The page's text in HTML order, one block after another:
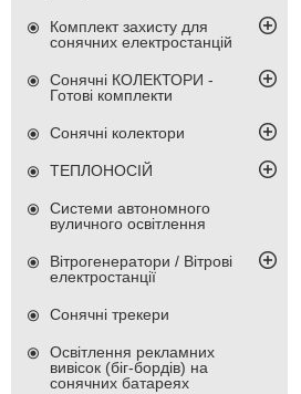
Комплект захисту для
сонячних електростанцій
Сонячні КОЛЕКТОРИ -
Готові комплекти
Сонячні колектори
ТЕПЛОНОСІЙ
Системи автономного
вуличного освітлення
Вітрогенератори / Вітрові
електростанції
Сонячні трекери
Освітлення рекламних
вивісок (біг-бордів) на
сонячних батареях